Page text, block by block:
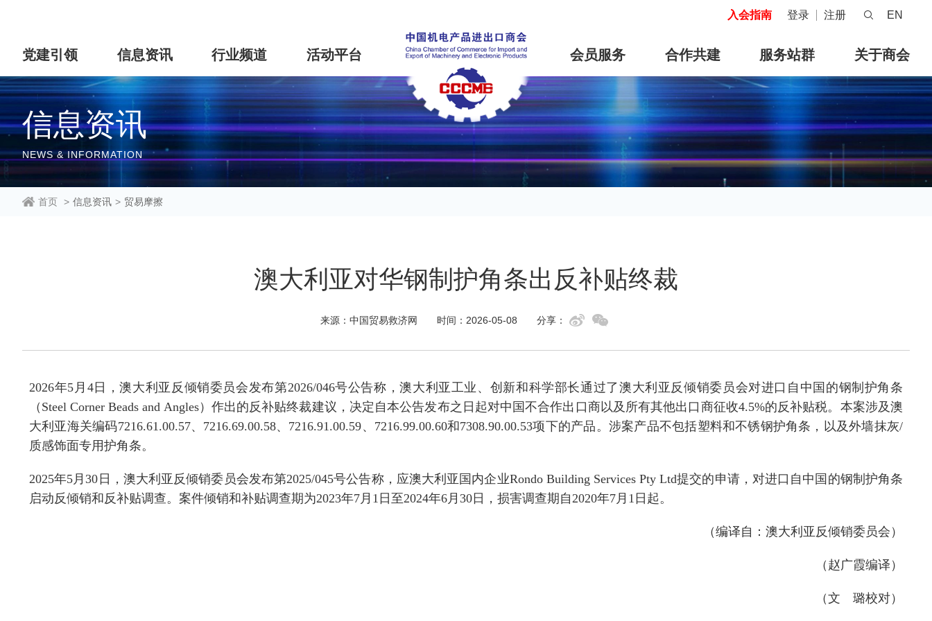
入会指南 登录 注册 EN
党建引领 信息资讯 行业频道 活动平台 会员服务 合作共建 服务站群 关于商会
信息资讯
NEWS & INFORMATION
首页 > 信息资讯 > 贸易摩擦
澳大利亚对华钢制护角条出反补贴终裁
来源：中国贸易救济网 时间：2026-05-08 分享：
2026年5月4日，澳大利亚反倾销委员会发布第2026/046号公告称，澳大利亚工业、创新和科学部长通过了澳大利亚反倾销委员会对进口自中国的钢制护角条
（Steel Corner Beads and Angles）作出的反补贴终裁建议，决定自本公告发布之日起对中国不合作出口商以及所有其他出口商征收4.5%的反补贴税。本案涉及澳
大利亚海关编码7216.61.00.57、7216.69.00.58、7216.91.00.59、7216.99.00.60和7308.90.00.53项下的产品。‌涉案产品不包括塑料和不锈钢护角条，以及外墙抹灰/
质感饰面专用护角条。
2025年5 月30 日，澳大利亚反倾销委员会发布第2025/045号公告称，应澳大利亚国内企业Rondo Building Services Pty Ltd提交的申请，对进口自中国的钢制护角条
启动反倾销和反补贴调查。案件倾销和补贴调查期为2023年7 月 1 日至2024年6 月 30日，损害调查期自 2020年7 月 1 日起。
（编译自：澳大利亚反倾销委员会）
（赵广霞编译）
（文 璐校对）